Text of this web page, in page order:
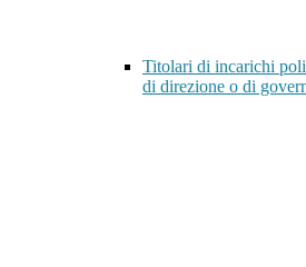
Titolari di incarichi
di direzione o di